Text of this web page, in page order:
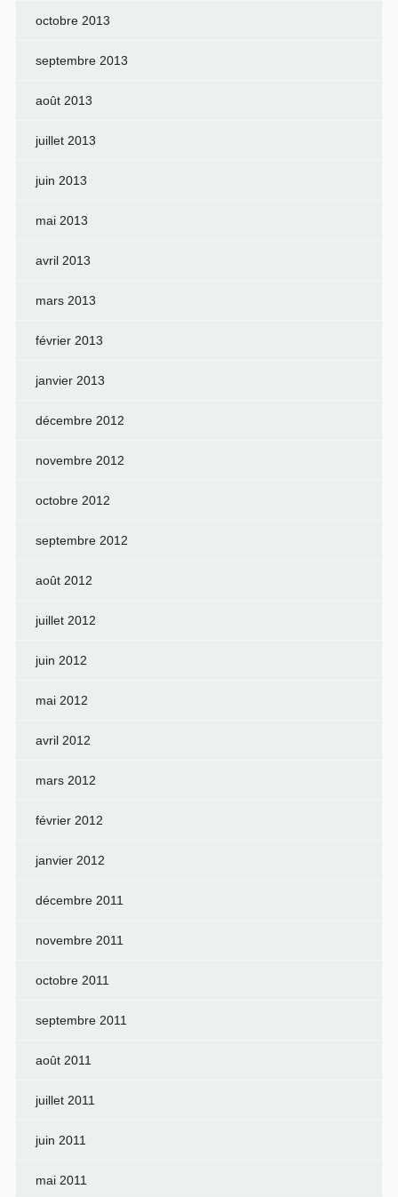
octobre 2013
septembre 2013
août 2013
juillet 2013
juin 2013
mai 2013
avril 2013
mars 2013
février 2013
janvier 2013
décembre 2012
novembre 2012
octobre 2012
septembre 2012
août 2012
juillet 2012
juin 2012
mai 2012
avril 2012
mars 2012
février 2012
janvier 2012
décembre 2011
novembre 2011
octobre 2011
septembre 2011
août 2011
juillet 2011
juin 2011
mai 2011